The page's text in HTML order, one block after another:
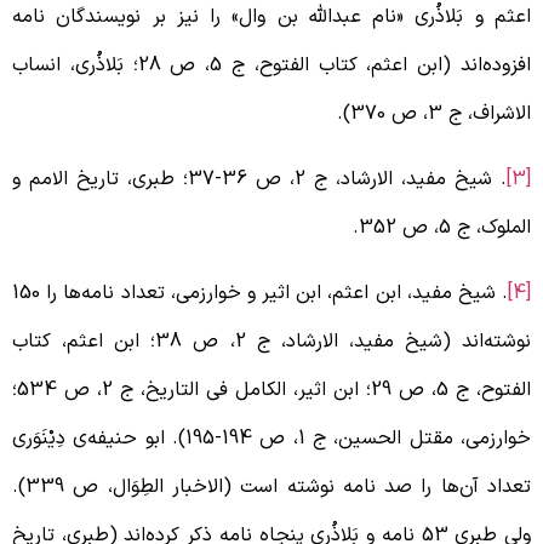
و بَلاذُری «نام عبدالله بن وال» را نیز بر نویسندگان نامه
افزوده‌اند (ابن اعثم، کتاب الفتوح، ج 5، ص 28؛ بَلاذُری، انساب
ج 3، ص 370).
. شیخ مفید، الارشاد، ج 2، ص 36-37؛ طبری، تاریخ الامم و
ج 5، ص 352.
. شیخ مفید، ابن اعثم، ابن اثیر و خوارزمی، تعداد نامه‌ها را 150
نوشته‌اند (شیخ مفید، الارشاد، ج 2، ص 38؛ ابن اعثم، کتاب
الفتوح، ج 5، ص 29؛ ابن اثیر، الکامل فی التاریخ، ج 2، ص 534؛
خوارزمی، مقتل الحسین، ج 1، ص 194-195). ابو حنیفه‌ی دِیْنَوَری
تعداد آن‌ها را صد نامه نوشته است (الاخبار الطِوَال، ص 339).
ولی طبری 53 نامه و بَلاذُری پنجاه نامه ذکر کرده‌اند (طبری، تاریخ